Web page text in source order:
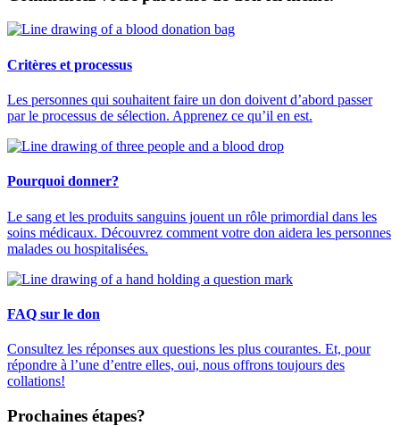
Critères et processus
Les personnes qui souhaitent faire un don doivent d’abord passer
par le processus de sélection. Apprenez ce qu’il en est.
Pourquoi donner?
Le sang et les produits sanguins jouent un rôle primordial dans les
soins médicaux. Découvrez comment votre don aidera les personnes
malades ou hospitalisées.
FAQ sur le don
Consultez les réponses aux questions les plus courantes. Et, pour
répondre à l’une d’entre elles, oui, nous offrons toujours des
collations!
Prochaines étapes?